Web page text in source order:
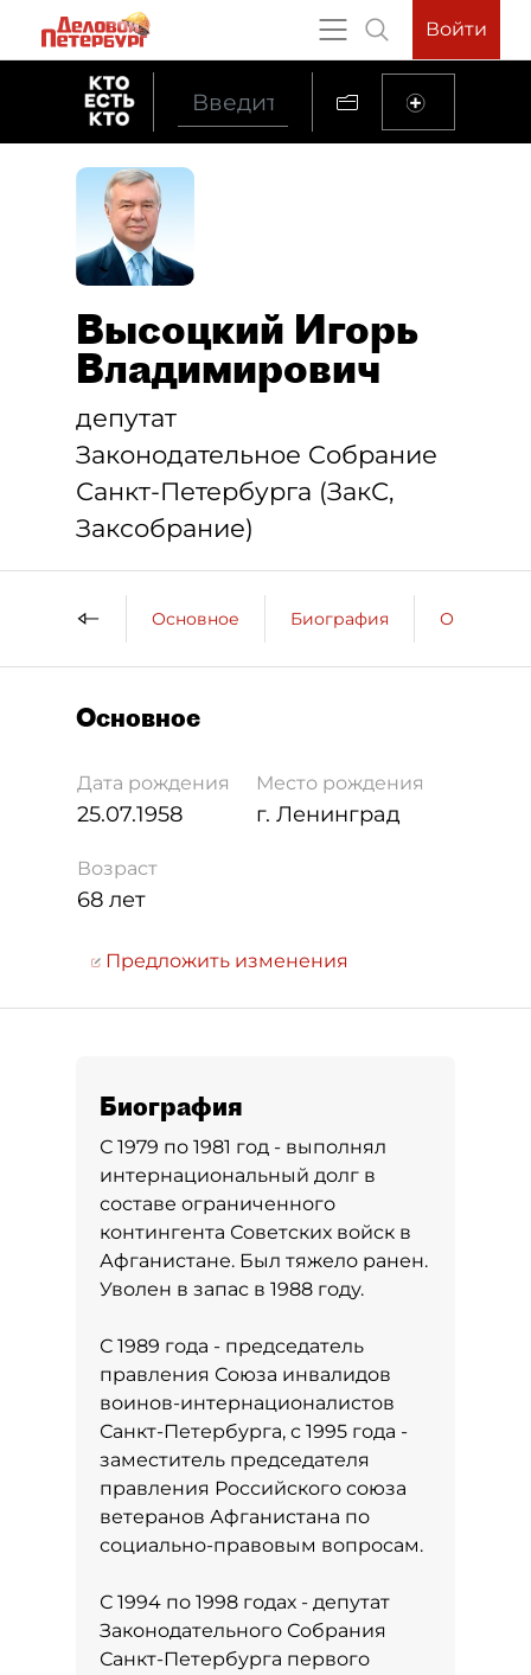
Войти
Высоцкий Игорь
Владимирович
депутат
Законодательное Cобрание
Санкт-Петербурга (ЗакС,
Заксобрание)
Основное Биография
Основное
Дата рождения
25.07.1958
Место рождения
г. Ленинград
Возраст
68 лет
Предложить изменения
Биография
С 1979 по 1981 год - выполнял
интернациональный долг в
составе ограниченного
контингента Советских войск в
Афганистане. Был тяжело ранен.
Уволен в запас в 1988 году.
С 1989 года - председатель
правления Союза инвалидов
воинов-интернационалистов
Санкт-Петербурга, с 1995 года -
заместитель председателя
правления Российского союза
ветеранов Афганистана по
социально-правовым вопросам.
С 1994 по 1998 годах - депутат
Законодательного Собрания
Санкт-Петербурга первого